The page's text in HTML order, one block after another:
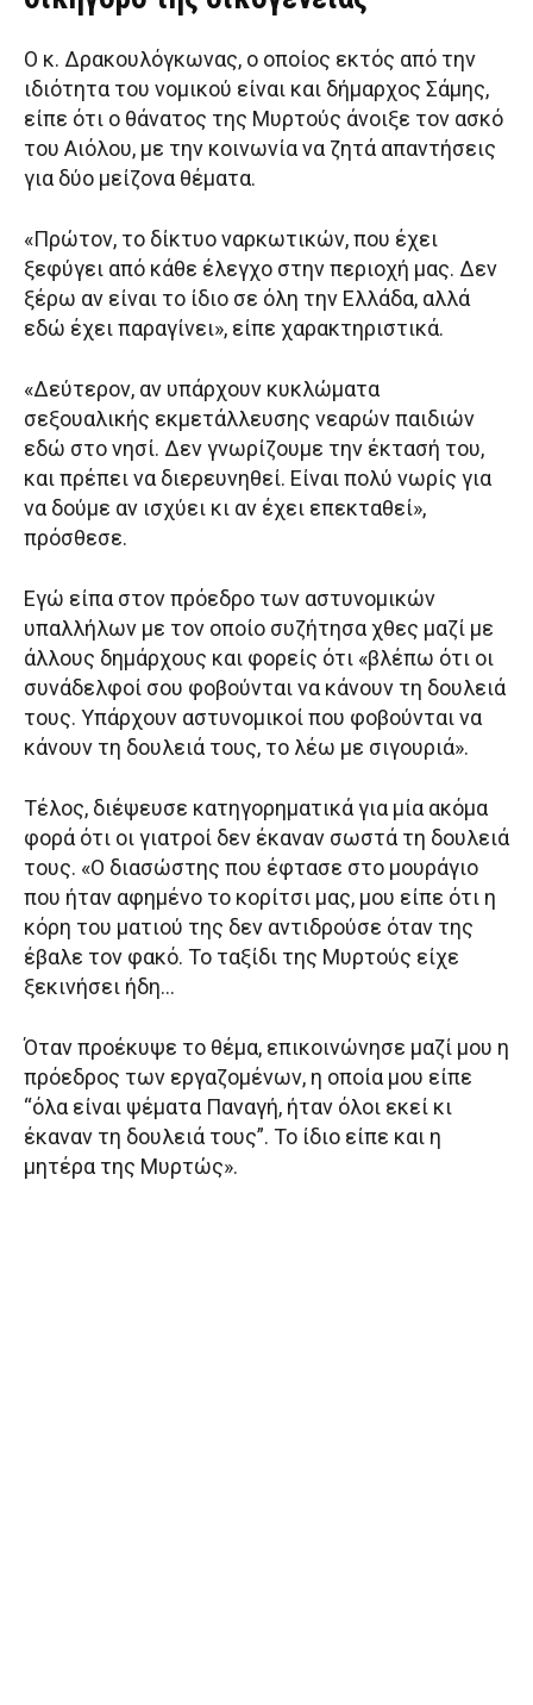
Ο κ. Δρακουλόγκωνας, ο οποίος εκτός από την
ιδιότητα του νομικού είναι και δήμαρχος Σάμης,
είπε ότι ο θάνατος της Μυρτούς άνοιξε τον ασκό
του Αιόλου, με την κοινωνία να ζητά απαντήσεις
για δύο μείζονα θέματα.
«Πρώτον, το δίκτυο ναρκωτικών, που έχει
ξεφύγει από κάθε έλεγχο στην περιοχή μας. Δεν
ξέρω αν είναι το ίδιο σε όλη την Ελλάδα, αλλά
εδώ έχει παραγίνει», είπε χαρακτηριστικά.
«Δεύτερον, αν υπάρχουν κυκλώματα
σεξουαλικής εκμετάλλευσης νεαρών παιδιών
εδώ στο νησί. Δεν γνωρίζουμε την έκτασή του,
και πρέπει να διερευνηθεί. Είναι πολύ νωρίς για
να δούμε αν ισχύει κι αν έχει επεκταθεί»,
πρόσθεσε.
Εγώ είπα στον πρόεδρο των αστυνομικών
υπαλλήλων με τον οποίο συζήτησα χθες μαζί με
άλλους δημάρχους και φορείς ότι «βλέπω ότι οι
συνάδελφοί σου φοβούνται να κάνουν τη δουλειά
τους. Υπάρχουν αστυνομικοί που φοβούνται να
κάνουν τη δουλειά τους, το λέω με σιγουριά».
Τέλος, διέψευσε κατηγορηματικά για μία ακόμα
φορά ότι οι γιατροί δεν έκαναν σωστά τη δουλειά
τους. «Ο διασώστης που έφτασε στο μουράγιο
που ήταν αφημένο το κορίτσι μας, μου είπε ότι η
κόρη του ματιού της δεν αντιδρούσε όταν της
έβαλε τον φακό. Το ταξίδι της Μυρτούς είχε
ξεκινήσει ήδη…
Όταν προέκυψε το θέμα, επικοινώνησε μαζί μου η
πρόεδρος των εργαζομένων, η οποία μου είπε
“όλα είναι ψέματα Παναγή, ήταν όλοι εκεί κι
έκαναν τη δουλειά τους”. Το ίδιο είπε και η
μητέρα της Μυρτώς».